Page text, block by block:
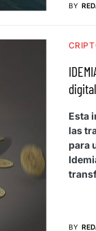
BY
Esta
las
para
BY